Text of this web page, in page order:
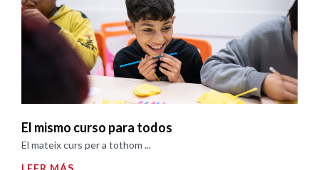
El mismo curso para todos
El mateix curs per a tothom ...